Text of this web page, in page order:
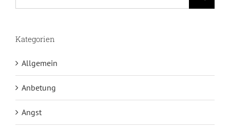
Kategorien
Allgemein
Anbetung
Angst